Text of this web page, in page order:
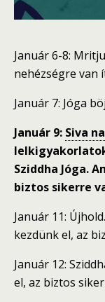
Január 6-8:
nehézségre van
Január 7: Jóga
Január 9: Siva
Sziddha Jóga.
biztos sikerre
Január 11:
kezdünk el, az
Január 12:
el, az biztos